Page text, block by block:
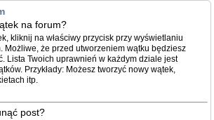
na forum?
kliknij na właściwy przycisk przy wyświetlaniu
Możliwe, że przed utworzeniem wątku będziesz
Lista Twoich uprawnień w każdym dziale jest
Przykłady: Możesz tworzyć nowy wątek,
itp.
post?